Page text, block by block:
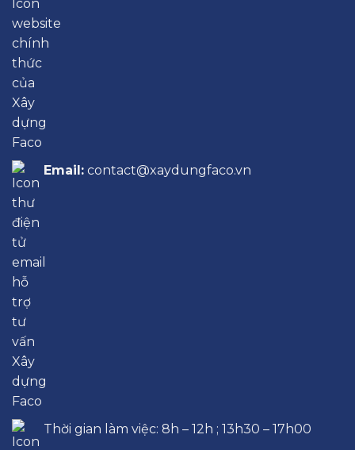
Email: contact@xaydungfaco.vn
Thời gian làm việc: 8h – 12h ; 13h30 – 17h00